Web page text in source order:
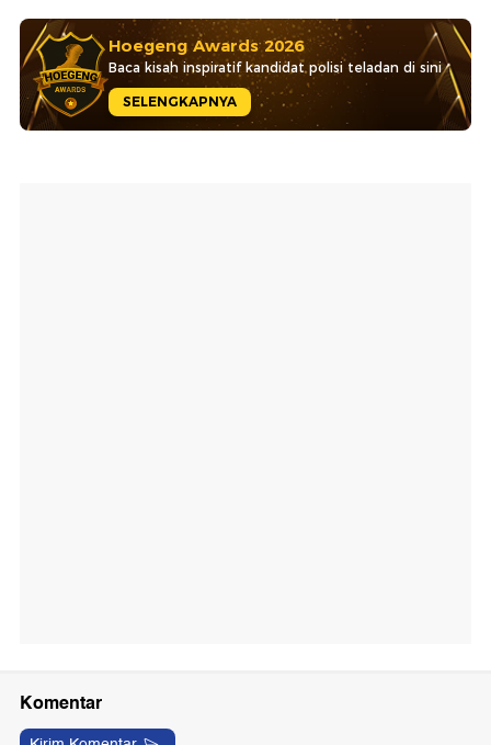
Hoegeng Awards 2026
Baca kisah inspiratif kandidat polisi teladan di sini
SELENGKAPNYA